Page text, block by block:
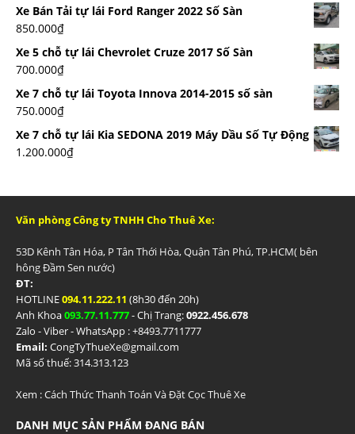
Xe Bán Tải tự lái Ford Ranger 2022 Số Sàn
850.000₫
Xe 5 chỗ tự lái Chevrolet Cruze 2017 Số Sàn
700.000₫
Xe 7 chỗ tự lái Toyota Innova 2014-2015 số sàn
750.000₫
Xe 7 chỗ tự lái Kia SEDONA 2019 Máy Dầu Số Tự Động
1.200.000₫
Văn phòng Công ty TNHH Cho Thuê Xe:
53D Kênh Tân Hóa, P Tân Thới Hòa, Quận Tân Phú, TP.HCM( bên
hông Đầm Sen nước)
ĐT:
HOTLINE094.11.222.11 (8h30 đến 20h)
Anh Khoa093.77.11.777- Chị Trang:0922.456.678
Zalo - Viber - WhatsApp : +8493.7711777
Email: CongTyThueXe@gmail.com
Mã số thuế: 314.313.123
Xem :Cách Thức Thanh Toán Và Đặt Cọc Thuê Xe
DANH MỤC SẢN PHẨM ĐANG BÁN